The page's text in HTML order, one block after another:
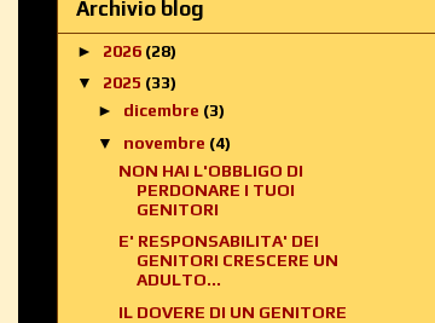
Archivio blog
► 2026 (28)
▼ 2025 (33)
► dicembre (3)
▼ novembre (4)
NON HAI L'OBBLIGO DI
PERDONARE I TUOI
GENITORI
E' RESPONSABILITA' DEI
GENITORI CRESCERE UN
ADULTO...
IL DOVERE DI UN GENITORE